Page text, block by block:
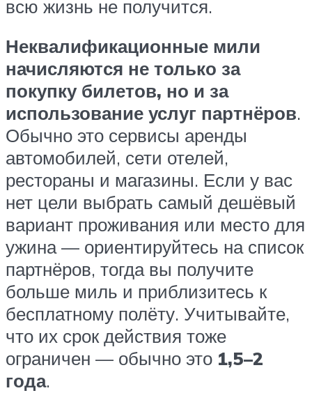
всю жизнь не получится.
Неквалификационные мили
начисляются не только за
покупку билетов, но и за
использование услуг партнёров.
Обычно это сервисы аренды
автомобилей, сети отелей,
рестораны и магазины. Если у вас
нет цели выбрать самый дешёвый
вариант проживания или место для
ужина — ориентируйтесь на список
партнёров, тогда вы получите
больше миль и приблизитесь к
бесплатному полёту. Учитывайте,
что их срок действия тоже
ограничен — обычно это 1,5–2
года.